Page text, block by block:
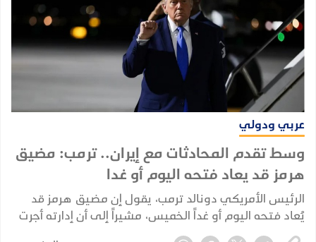
عربي ودولي
وسط تقدم المحادثات مع إيران.. ترمب: مضيق
هرمز قد يعاد فتحه اليوم أو غدا
الرئيس الأمريكي دونالد ترمب، يقول إن مضيق هرمز قد
يُعاد فتحه اليوم أو غداً الخميس، مشيراً إلى أن إدارته أجرت
"مناقشات جيدة للغاية" مع إيران، في تصريحات عززت